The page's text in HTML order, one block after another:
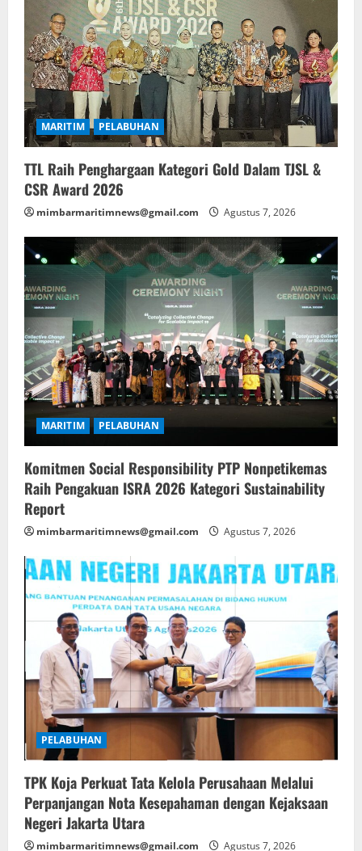
MARITIM PELABUHAN
TTL Raih Penghargaan Kategori Gold Dalam TJSL &
CSR Award 2026
mimbarmaritimnews@gmail.com Agustus 7, 2026
MARITIM PELABUHAN
Komitmen Social Responsibility PTP Nonpetikemas
Raih Pengakuan ISRA 2026 Kategori Sustainability
Report
mimbarmaritimnews@gmail.com Agustus 7, 2026
PELABUHAN
TPK Koja Perkuat Tata Kelola Perusahaan Melalui
Perpanjangan Nota Kesepahaman dengan Kejaksaan
Negeri Jakarta Utara
mimbarmaritimnews@gmail.com Agustus 7, 2026